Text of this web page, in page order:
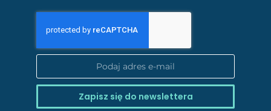
Zapisz się do newslettera